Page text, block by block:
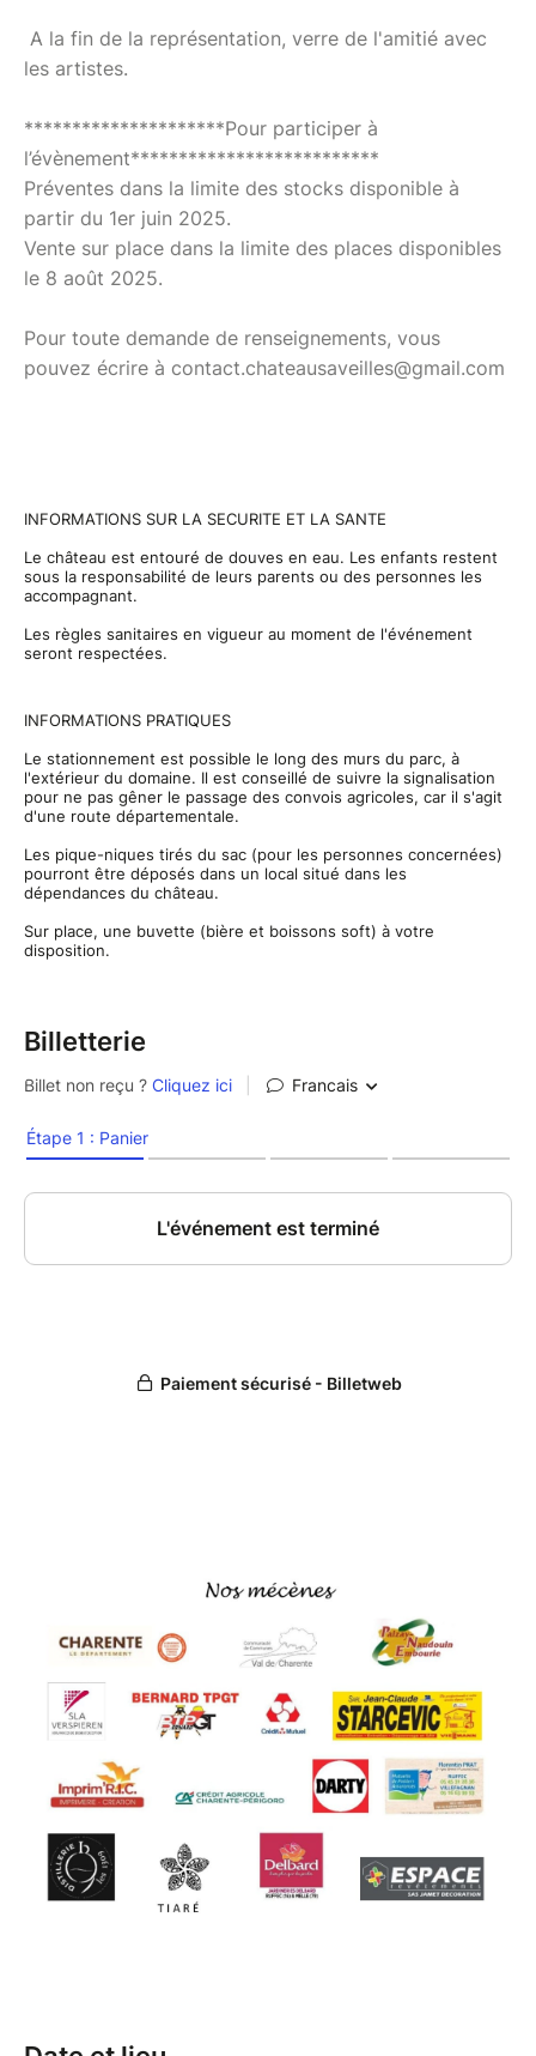
A la fin de la représentation, verre de l'amitié avec
les artistes.
*********************Pour participer à
l’évènement**************************
Préventes dans la limite des stocks disponible à
partir du 1er juin 2025.
Vente sur place dans la limite des places disponibles
le 8 août 2025.
Pour toute demande de renseignements, vous
pouvez écrire à contact.chateausaveilles@gmail.com
INFORMATIONS SUR LA SECURITE ET LA SANTE
Le château est entouré de douves en eau. Les enfants restent
sous la responsabilité de leurs parents ou des personnes les
accompagnant.
Les règles sanitaires en vigueur au moment de l'événement
seront respectées.
INFORMATIONS PRATIQUES
Le stationnement est possible le long des murs du parc, à
l'extérieur du domaine. Il est conseillé de suivre la signalisation
pour ne pas gêner le passage des convois agricoles, car il s'agit
d'une route départementale.
Les pique-niques tirés du sac (pour les personnes concernées)
pourront être déposés dans un local situé dans les
dépendances du château.
Sur place, une buvette (bière et boissons soft) à votre
disposition.
Billetterie